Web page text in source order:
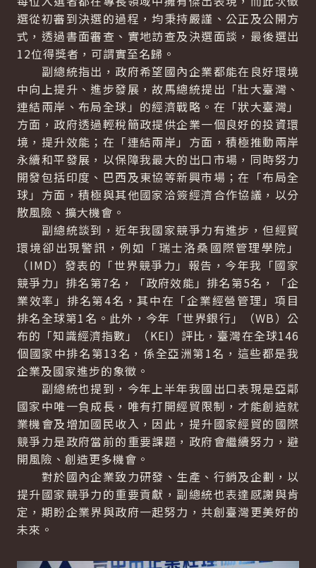
選從初審到決選的過程，均秉持嚴謹、公正及公開方
式，透過書面審查、實地訪查及決選面談，最後選出
12位得獎者，可謂實至名歸。
副總統指出，政府希望國內企業都能在良好環境
中向上提升、進步發展，故馬總統提出「壯大臺灣、
連結兩岸、布局全球」的經濟戰略。在「狀大臺灣」
方面，政府透過輕稅簡政提供企業一個良好的投資環
境，提升效能；在「連結兩岸」方面，積極推動兩岸
永續和平發展，以保障我最大的出口市場，同時努力
開發包括印度、巴西及東協等新興市場；在「布局全
球」方面，積極與其他國家洽簽經濟合作協議，以分
散風險、擴大機會。
副總統談到，近年我國家競爭力有進步，但經貿
環境卻出現警訊，例如「瑞士洛桑國際管理學院」
（IMD）發表的「世界競爭力」報告，今年我「國家
競爭力」排名第7名，「政府效能」排名第5名，「企
業效率」排名第4名，其中在「企業經營管理」項目
排名全球第1名。此外，今年「世界銀行」（WB）公
布的「知識經濟指數」（KEI）評比，臺灣在全球146
個國家中排名第13名，係全亞洲第1名，這些都是我
企業及國家進步的象徵。
副總統也提到，今年上半年我國出口表現是亞鄰
國家中唯一負成長，唯有打開經貿限制，才能創造就
業機會及增加國民收入，因此，提升國家經貿的國際
競爭力是政府當前的重要課題，政府會繼續努力，避
開風險、創造更多機會。
對於國內企業致力研發、生產、行銷及企劃，以
提升國家競爭力的重要貢獻，副總統也表達感謝與肯
定，期盼企業界與政府一起努力，共創臺灣更美好的
未來。